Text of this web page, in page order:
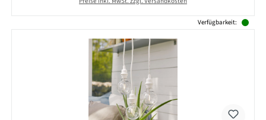
Verfügbarkeit: